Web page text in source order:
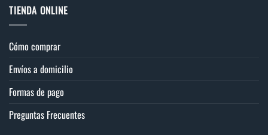
TIENDA ONLINE
Cómo comprar
Envíos a domicilio
Formas de pago
Preguntas Frecuentes